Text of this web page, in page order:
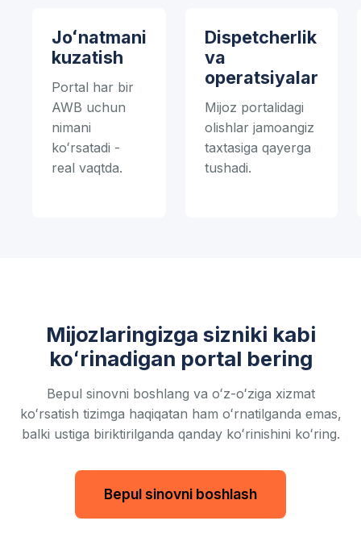
Joʻnatmani
kuzatish
Portal har bir
AWB uchun
nimani
koʻrsatadi -
real vaqtda.
Dispetcherlik
va
operatsiyalar
Mijoz portalidagi
olishlar jamoangiz
taxtasiga qayerga
tushadi.
Mijozlaringizga sizniki kabi
koʻrinadigan portal bering
Bepul sinovni boshlang va oʻz-oʻziga xizmat
koʻrsatish tizimga haqiqatan ham oʻrnatilganda emas,
balki ustiga biriktirilganda qanday koʻrinishini koʻring.
Bepul sinovni boshlash